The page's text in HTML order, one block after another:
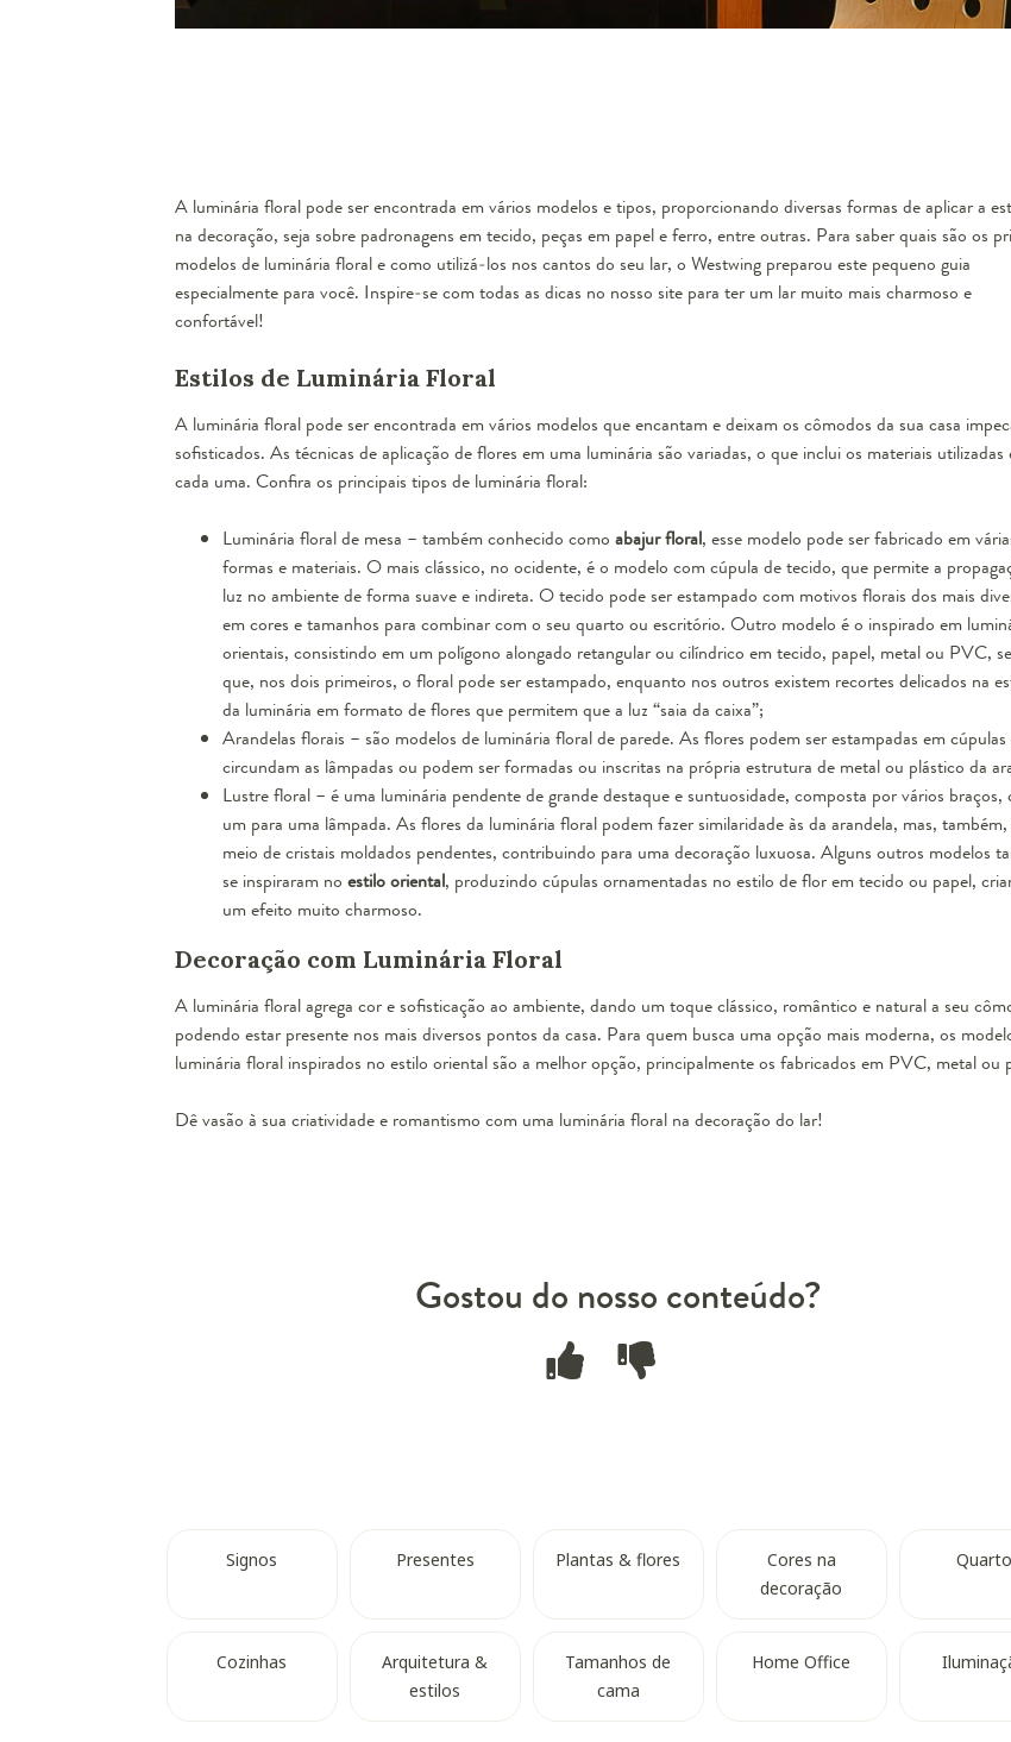
A luminária floral pode ser encontrada em vários modelos e tipos, proporcionando diversas formas de aplicar a
na decoração, seja sobre padronagens em tecido, peças em papel e ferro, entre outras. Para saber quais são os
modelos de luminária floral e como utilizá-los nos cantos do seu lar, o Westwing preparou este pequeno guia
especialmente para você. Inspire-se com todas as dicas no nosso site para ter um lar muito mais charmoso e
confortável!
Estilos de Luminária Floral
A luminária floral pode ser encontrada em vários modelos que encantam e deixam os cômodos da sua casa
sofisticados. As técnicas de aplicação de flores em uma luminária são variadas, o que inclui os materiais utilizadas
cada uma. Confira os principais tipos de luminária floral:
Luminária floral de mesa – também conhecido como abajur floral, esse modelo pode ser fabricado em
formas e materiais. O mais clássico, no ocidente, é o modelo com cúpula de tecido, que permite a
luz no ambiente de forma suave e indireta. O tecido pode ser estampado com motivos florais dos mais
em cores e tamanhos para combinar com o seu quarto ou escritório. Outro modelo é o inspirado em
orientais, consistindo em um polígono alongado retangular ou cilíndrico em tecido, papel, metal ou PVC,
que, nos dois primeiros, o floral pode ser estampado, enquanto nos outros existem recortes delicados na
da luminária em formato de flores que permitem que a luz “saia da caixa”;
Arandelas florais – são modelos de luminária floral de parede. As flores podem ser estampadas em cúpulas
circundam as lâmpadas ou podem ser formadas ou inscritas na própria estrutura de metal ou plástico da
Lustre floral– é uma luminária pendente de grande destaque e suntuosidade, composta por vários braços,
um para uma lâmpada. As flores da luminária floral podem fazer similaridade às da arandela, mas,
meio de cristais moldados pendentes, contribuindo para uma decoração luxuosa. Alguns outros modelos
se inspiraram no estilo oriental, produzindo cúpulas ornamentadas no estilo de flor em tecido ou papel,
um efeito muito charmoso.
Decoração com Luminária Floral
A luminária floral agrega cor e sofisticação ao ambiente, dando um toque clássico, romântico e natural a seu
podendo estar presente nos mais diversos pontos da casa. Para quem busca uma opção mais moderna, os
luminária floral inspirados no estilo oriental são a melhor opção, principalmente os fabricados em PVC, metal ou
Dê vasão à sua criatividade e romantismo com uma luminária floral na decoração do lar!
Gostou do nosso conteúdo?
Signos Presentes Plantas & flores
Cores na
decoração
Quarto
Cozinhas
Arquitetura &
estilos
Tamanhos de
cama
Home Office